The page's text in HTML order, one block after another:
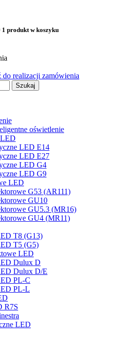
1 produkt w koszyku
do realizacji zamówienia
Szukaj
oświetlenie
LED E14
LED E27
LED G4
LED G9
LED
G53 (AR111)
GU10
GU5.3 (MR16)
GU4 (MR11)
T8 (G13)
T5 (G5)
LED
Dulux D
Dulux D/E
PL-C
PL-L
R7S
LED